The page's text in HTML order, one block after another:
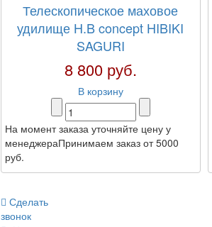
Телескопическое маховое
удилище H.B concept HIBIKI
SAGURI
8 800 руб.
В корзину
На момент заказа уточняйте цену у
менеджераПринимаем заказ от 5000
руб.
Сделать
звонок